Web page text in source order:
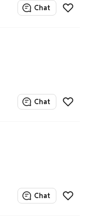
Chat
Chat
Chat